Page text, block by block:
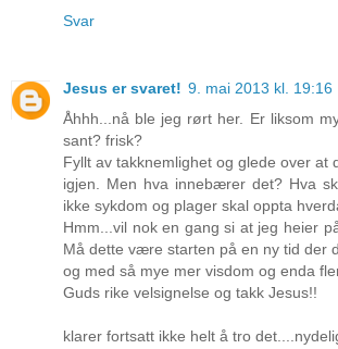
Svar
Jesus er svaret! 9. mai 2013 kl. 19:16
Åhhh...nå ble jeg rørt her. Er liksom
sant? frisk?
Fyllt av takknemlighet og glede over at
igjen. Men hva innebærer det? Hva
ikke sykdom og plager skal oppta
Hmm...vil nok en gang si at jeg heier
Må dette være starten på en ny tid der
og med så mye mer visdom og enda
Guds rike velsignelse og takk Jesus!!
klarer fortsatt ikke helt å tro